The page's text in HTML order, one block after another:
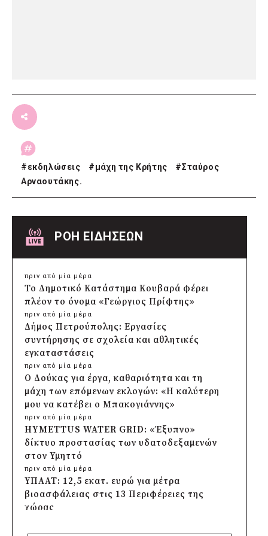
#εκδηλώσεις #μάχη της Κρήτης #Σταύρος
Αρναουτάκης.
ΡΟΗ ΕΙΔΗΣΕΩΝ
πριν από μία μέρα
Το Δημοτικό Κατάστημα Κουβαρά φέρει
πλέον το όνομα «Γεώργιος Πρίφτης»
πριν από μία μέρα
Δήμος Πετρούπολης: Εργασίες
συντήρησης σε σχολεία και αθλητικές
εγκαταστάσεις
πριν από μία μέρα
Ο Δούκας για έργα, καθαριότητα και τη
μάχη των επόμενων εκλογών: «Η καλύτερη
μου να κατέβει ο Μπακογιάννης»
πριν από μία μέρα
HYMETTUS WATER GRID: «Έξυπνο»
δίκτυο προστασίας των υδατοδεξαμενών
στον Υμηττό
πριν από μία μέρα
ΥΠΑΑΤ: 12,5 εκατ. ευρώ για μέτρα
βιοασφάλειας στις 13 Περιφέρειες της
χώρας
Πρέσπεια 2026: Έξι ημέρες πολιτισμού,